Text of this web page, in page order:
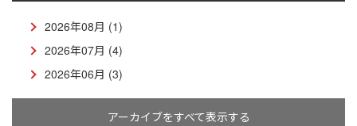
2026年08月 (1)
2026年07月 (4)
2026年06月 (3)
アーカイブをすべて表示する